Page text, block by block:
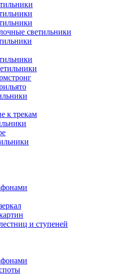
светильники
к трекам
и ступеней